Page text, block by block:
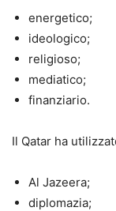
energetico;
ideologico;
religioso;
mediatico;
finanziario.
Il Qatar ha
Al Jazeera;
diplomazia;